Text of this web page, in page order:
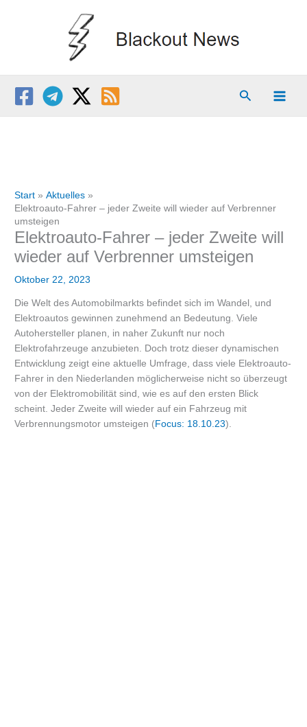
Suchen
Start
Aktuelles
Elektroauto-Fahrer – jeder Zweite will wieder auf Verbrenner
umsteigen
Elektroauto-Fahrer – jeder Zweite will
wieder auf Verbrenner umsteigen
Oktober 22, 2023
Die Welt des Automobilmarkts befindet sich im Wandel, und
Elektroautos gewinnen zunehmend an Bedeutung. Viele
Autohersteller planen, in naher Zukunft nur noch
Elektrofahrzeuge anzubieten. Doch trotz dieser dynamischen
Entwicklung zeigt eine aktuelle Umfrage, dass viele Elektroauto-
Fahrer in den Niederlanden möglicherweise nicht so überzeugt
von der Elektromobilität sind, wie es auf den ersten Blick
scheint. Jeder Zweite will wieder auf ein Fahrzeug mit
Verbrennungsmotor umsteigen (Focus: 18.10.23).